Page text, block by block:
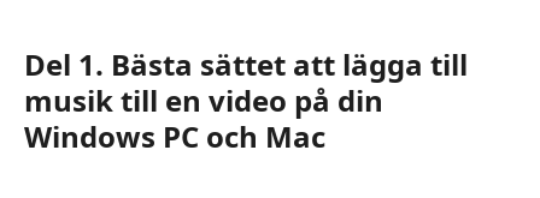
Del 1. Bästa sättet att lägga till
musik till en video på din
Windows PC och Mac